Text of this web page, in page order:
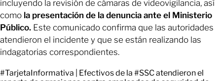
incluyendo la revisión de cámaras de videovigilancia, así
como la presentación de la denuncia ante el Ministerio
Público. Este comunicado confirma que las autoridades
atendieron el incidente y que se están realizando las
indagatorias correspondientes.
#TarjetaInformativa | Efectivos de la #SSCatendieron el